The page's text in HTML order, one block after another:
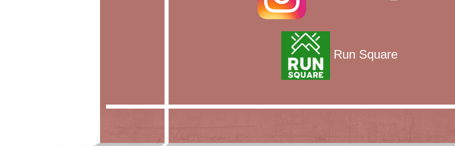
Run Square